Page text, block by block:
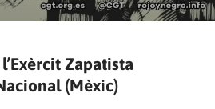
Zapatista
(Mèxic)